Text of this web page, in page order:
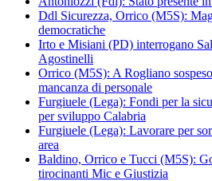
Ddl Sicurezza, Orrico (M5S):
democratiche
Irto e Misiani (PD) interrogano
Agostinelli
Orrico (M5S): A Rogliano
mancanza di personale
Furgiuele (Lega): Fondi per la
per sviluppo Calabria
Furgiuele (Lega): Lavorare per
area
Baldino, Orrico e Tucci (M5S):
tirocinanti Mic e Giustizia